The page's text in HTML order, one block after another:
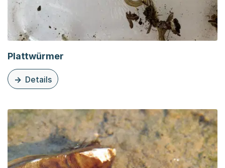
Plattwürmer
Details
zu diesem Thema: Plattwürmer